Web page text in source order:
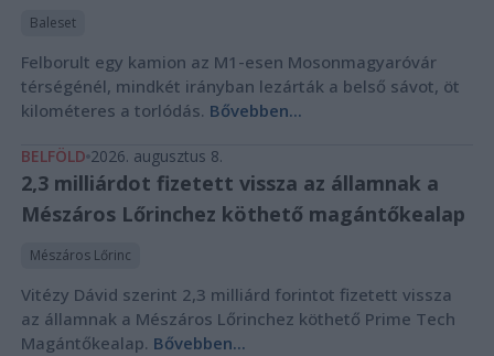
Baleset
Felborult egy kamion az M1-esen Mosonmagyaróvár
térségénél, mindkét irányban lezárták a belső sávot, öt
kilométeres a torlódás. Bővebben...
BELFÖLD 2026. augusztus 8.
2,3 milliárdot fizetett vissza az államnak a
Mészáros Lőrinchez köthető magántőkealap
Mészáros Lőrinc
Vitézy Dávid szerint 2,3 milliárd forintot fizetett vissza
az államnak a Mészáros Lőrinchez köthető Prime Tech
Magántőkealap. Bővebben...